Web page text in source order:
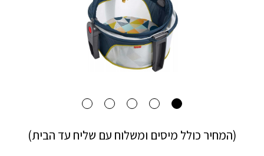
(המחיר כולל מיסים ומשלוח עם שליח עד הבית)